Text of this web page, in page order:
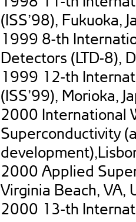
(ISS’98), Fukuoka,
1999 8-th
Detectors (LTD-8),
1999 12-th
(ISS’99), Morioka,
2000 International
Superconductivity
2000 Applied
Virginia Beach, VA,
2000 13-th